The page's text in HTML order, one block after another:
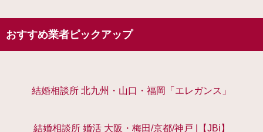
おすすめ業者ピックアップ
結婚相談所 北九州・山口・福岡「エレガンス」
結婚相談所 婚活 大阪・梅田/京都/神戸 |【JBi】